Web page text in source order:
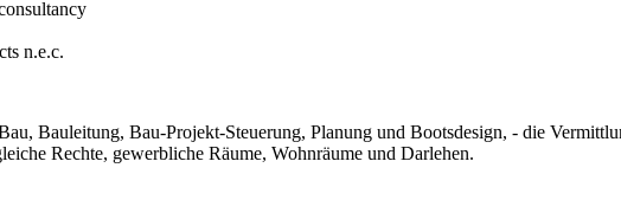
n.e.c.
Bauleitung, Bau-Projekt-Steuerung, Planung und Bootsdesign, - die
Rechte, gewerbliche Räume, Wohnräume und Darlehen.